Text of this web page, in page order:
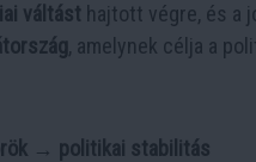
váltást hajtott végre, és a
, amelynek célja a
→ politikai stabilitás